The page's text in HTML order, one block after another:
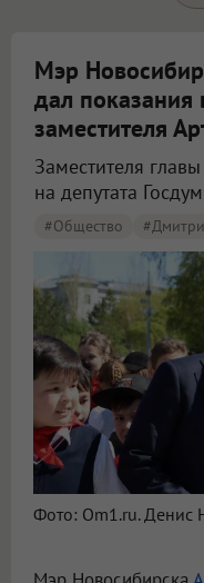
Мэр
дал показания
заместителя
Заместителя
на депутата
#Общество
Фото: Om1.ru. Денис